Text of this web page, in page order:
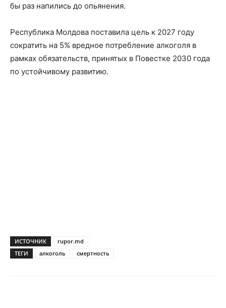
бы раз напились до опьянения.
Республика Молдова поставила цель к 2027 году
сократить на 5% вредное потребление алкоголя в
рамках обязательств, принятых в Повестке 2030 года
по устойчивому развитию.
ИСТОЧНИК
rupor.md
ТЕГИ
алкоголь смертность